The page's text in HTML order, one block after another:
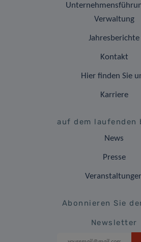
Verwaltung
Jahresberichte
Kontakt
Hier finden Sie
Karriere
auf dem laufenden
News
Presse
Abonnieren Sie
Newsletter